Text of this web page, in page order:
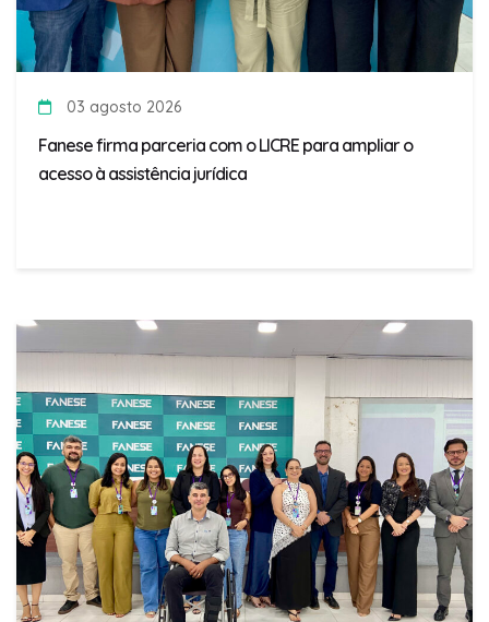
03 agosto 2026
Fanese firma parceria com o LICRE para ampliar o
acesso à assistência jurídica